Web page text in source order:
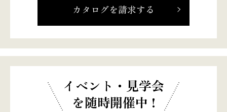
カタログを請求する
イベント・見学会
を随時開催中 !